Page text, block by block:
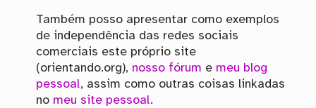
Também posso apresentar como exemplos
de independência das redes sociais
comerciais este próprio site
(orientando.org), nosso fórum e meu blog
pessoal, assim como outras coisas linkadas
no meu site pessoal.